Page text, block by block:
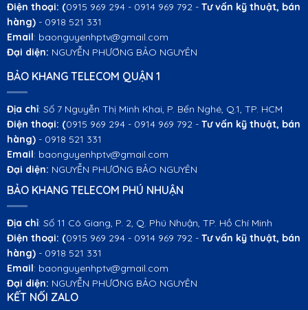
Điện thoại: (0915 969 294 - 0914 969 792 - Tư vấn kỹ thuật, bán
hàng) - 0918 521 331
Email: baonguyenhptv@gmail.com
Đại diện: NGUYỄN PHƯƠNG BẢO NGUYÊN
BẢO KHANG TELECOM QUẬN 1
Địa chỉ: Số 7 Nguyễn Thị Minh Khai, P. Bến Nghé, Q.1, TP. HCM
Điện thoại: (0915 969 294 - 0914 969 792 - Tư vấn kỹ thuật, bán
hàng) - 0918 521 331
Email: baonguyenhptv@gmail.com
Đại diện: NGUYỄN PHƯƠNG BẢO NGUYÊN
BẢO KHANG TELECOM PHÚ NHUẬN
Địa chỉ: Số 11 Cô Giang, P. 2, Q. Phú Nhuận, TP. Hồ Chí Minh
Điện thoại: (0915 969 294 - 0914 969 792 - Tư vấn kỹ thuật, bán
hàng) - 0918 521 331
Email: baonguyenhptv@gmail.com
Đại diện: NGUYỄN PHƯƠNG BẢO NGUYÊN
KẾT NỐI ZALO